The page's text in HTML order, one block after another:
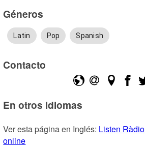
Géneros
Latin Pop Spanish
Contacto
En otros idiomas
Ver esta página en Inglés: Listen
online